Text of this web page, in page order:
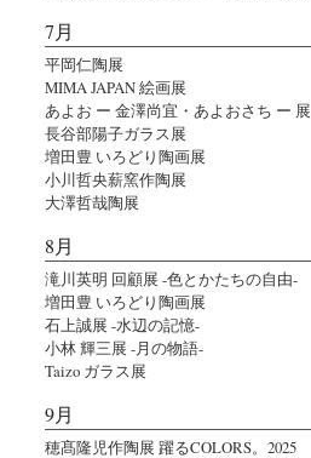
7月
平岡仁陶展
MIMA JAPAN 絵画展
あよお ー 金澤尚宜・あよおさち ー 展
長谷部陽子ガラス展
増田豊 いろどり陶画展
小川哲央薪窯作陶展
大澤哲哉陶展
8月
滝川英明 回顧展 -色とかたちの自由-
増田豊 いろどり陶画展
石上誠展 -水辺の記憶-
小林 輝三展 -月の物語-
Taizo ガラス展
9月
穂髙隆児作陶展 躍るCOLORS。2025